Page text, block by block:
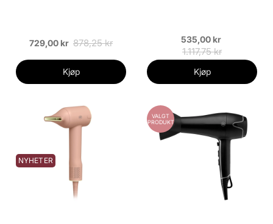
729,00 kr 878,25 kr
Kjøp
535,00 kr
1.117,75 kr
Kjøp
NYHETER
VALGT
PRODUKT